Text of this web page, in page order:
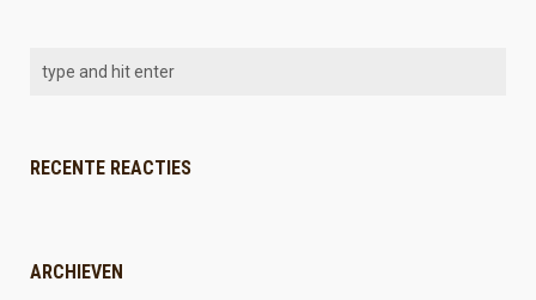
RECENTE REACTIES
ARCHIEVEN